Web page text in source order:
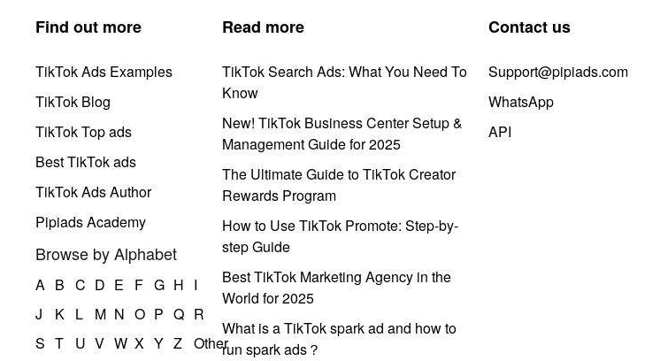
Find out more
TikTok Ads Examples
TikTok Blog
TikTok Top ads
Best TikTok ads
TikTok Ads Author
Pipiads Academy
Browse by Alphabet
A B C D E F G H I
J
K L M N O P Q R
S T U V W X Y Z Other
Read more
TikTok Search Ads: What You Need To
Know
New! TikTok Business Center Setup &
Management Guide for 2025
The Ultimate Guide to TikTok Creator
Rewards Program
How to Use TikTok Promote: Step-by-
step Guide
Best TikTok Marketing Agency in the
World for 2025
What is a TikTok spark ad and how to
run spark ads？
Contact us
Support@pipiads.com
WhatsApp
API